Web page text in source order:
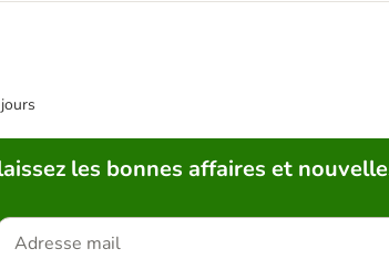
les bonnes affaires et